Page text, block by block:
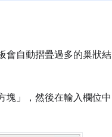
會自動摺疊過多的巢狀結
塊」，然後在輸入欄位中